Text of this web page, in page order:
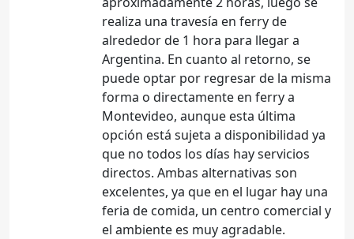
realiza una travesía en ferry de
alrededor de 1 hora para llegar a
Argentina. En cuanto al retorno, se
puede optar por regresar de la misma
forma o directamente en ferry a
Montevideo, aunque esta última
opción está sujeta a disponibilidad ya
que no todos los días hay servicios
directos. Ambas alternativas son
excelentes, ya que en el lugar hay una
feria de comida, un centro comercial y
el ambiente es muy agradable.